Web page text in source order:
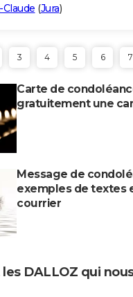
(Jura)
3 4 5 6 7
Carte de
gratuitement une
Message de
exemples de textes
courrier
DALLOZ qui